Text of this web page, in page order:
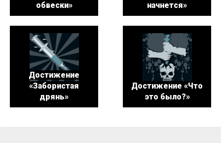
обвески»
начнется»
Достижение
«Забористая
дрянь»
Достижение «Что
это было?»